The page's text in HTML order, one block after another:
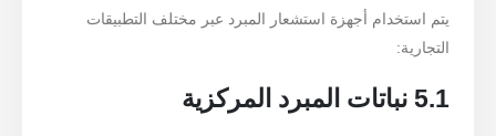
يتم استخدام أجهزة استشعار المبرد عبر مختلف التطبيقات
التجارية:
5.1 نباتات المبرد المركزية